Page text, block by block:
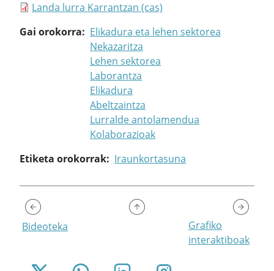
Landa lurra Karrantzan (cas)
Gai orokorra
Elikadura eta lehen sektorea
Nekazaritza
Lehen sektorea
Laborantza
Elikadura
Abeltzaintza
Lurralde antolamendua
Kolaborazioak
Etiketa orokorrak
Iraunkortasuna
Bideoteka
Grafiko
interaktiboak